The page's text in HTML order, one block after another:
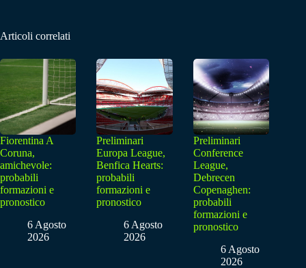
Articoli correlati
Fiorentina A
Coruna,
amichevole:
probabili
formazioni e
pronostico
6 Agosto
2026
Preliminari
Europa League,
Benfica Hearts:
probabili
formazioni e
pronostico
6 Agosto
2026
Preliminari
Conference
League,
Debrecen
Copenaghen:
probabili
formazioni e
pronostico
6 Agosto
2026